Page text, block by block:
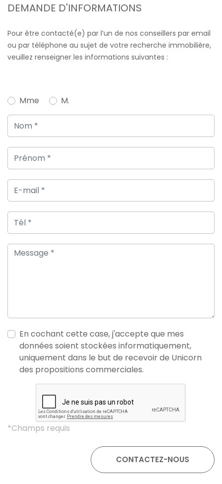
DEMANDE D'INFORMATIONS
Pour être contacté(e) par l’un de nos conseillers par email
ou par téléphone au sujet de votre recherche immobilière,
veuillez renseigner les informations suivantes :
Mme M.
En cochant cette case, j'accepte que mes
données soient stockées informatiquement,
uniquement dans le but de recevoir de Unicorn
des propositions commerciales.
*Champs requis